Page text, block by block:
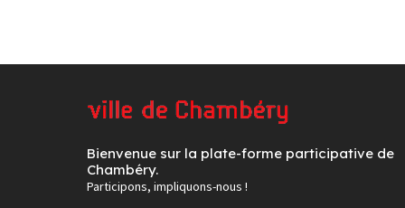
Bienvenue sur la plate-forme participative de
Chambéry.
Participons, impliquons-nous !